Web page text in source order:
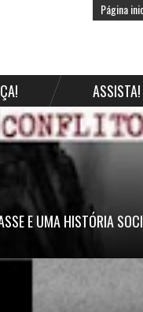
Página
ASSISTA!
E UMA HISTÓRIA